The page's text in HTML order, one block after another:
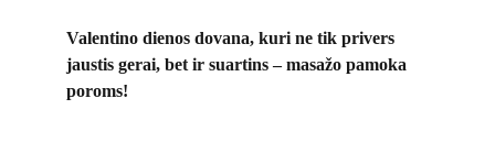
Valentino dienos dovana, kuri ne tik privers
jaustis gerai, bet ir suartins – masažo pamoka
poroms!